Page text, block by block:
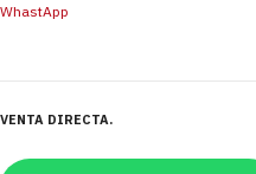
WhastApp
VENTA DIRECTA